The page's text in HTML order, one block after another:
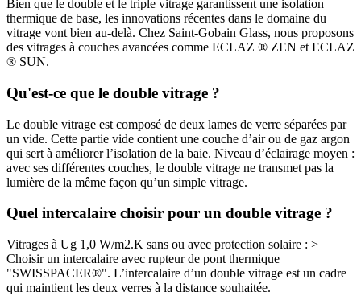
Bien que le double et le triple vitrage garantissent une isolation
thermique de base, les innovations récentes dans le domaine du
vitrage vont bien au-delà. Chez Saint-Gobain Glass, nous proposons
des vitrages à couches avancées comme ECLAZ ® ZEN et ECLAZ
® SUN.
Qu'est-ce que le double vitrage ?
Le double vitrage est composé de deux lames de verre séparées par
un vide. Cette partie vide contient une couche d’air ou de gaz argon
qui sert à améliorer l’isolation de la baie. Niveau d’éclairage moyen :
avec ses différentes couches, le double vitrage ne transmet pas la
lumière de la même façon qu’un simple vitrage.
Quel intercalaire choisir pour un double vitrage ?
Vitrages à Ug 1,0 W/m2.K sans ou avec protection solaire : >
Choisir un intercalaire avec rupteur de pont thermique
"SWISSPACER®". L’intercalaire d’un double vitrage est un cadre
qui maintient les deux verres à la distance souhaitée.